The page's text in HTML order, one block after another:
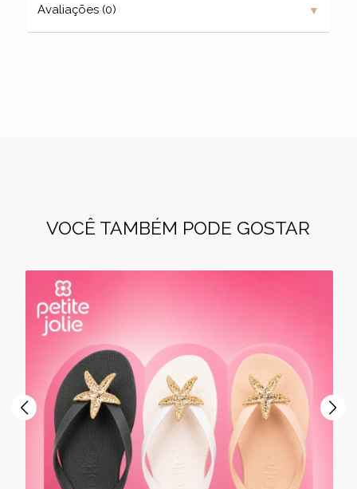
Avaliações (0) ▼
VOCÊ TAMBÉM PODE GOSTAR